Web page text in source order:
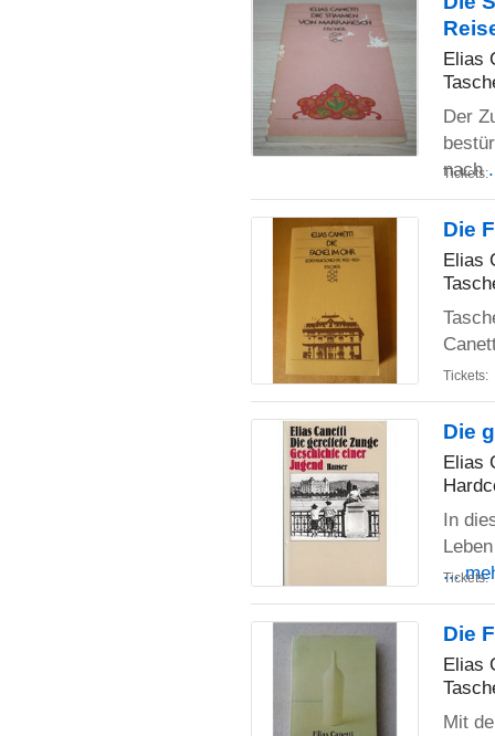
Elias
Der
nach
Tickets:
Die
Elias
Tickets:
Die
Elias
In
...
Tickets:
Die
Elias
Mit